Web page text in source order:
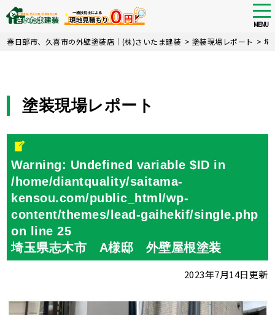
Skip
MENU
春日部市、久喜市の外壁塗装店｜(株)さいたま建装 > 塗装現場レポート >埼
塗装現場レポート
Warning: Undefined variable $ID in
/home/diantquality/saitama-
kensou.com/public_html/wp-
content/themes/lead-gaihekif/single.php
on line25
埼玉県志木市 A様邸 外壁屋根塗装
2023年7月14日更新